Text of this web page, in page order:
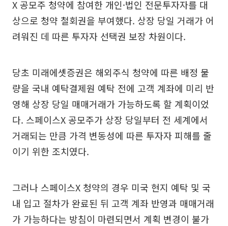
X 공모주 청약에 참여한 개인·법인 전문투자자를 대
상으로 청약 철회권을 부여했다. 상장 당일 거래가 어
려워진 데 따른 투자자 선택권 보장 차원이다.
당초 미래에셋증권은 해외주식 청약에 따른 배정 물
량을 국내 예탁결제원 예탁 전에 고객 계좌에 미리 반
영해 상장 당일 매매거래가 가능하도록 할 계획이었
다. 스페이스X 공모주가 상장 당일부터 전 세계에서
거래되는 만큼 가격 변동성에 따른 투자자 피해를 줄
이기 위한 조치였다.
그러나 스페이스X 청약의 경우 미국 현지 예탁 및 국
내 입고 절차가 완료된 뒤 고객 계좌 반영과 매매거래
가 가능하다는 방침이 마련되면서 계획 변경이 불가